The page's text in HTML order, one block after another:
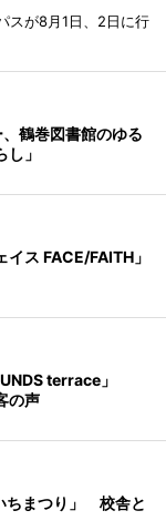
スが8月1日、2日に行
鶴巻図書館のゆる
」
ス FACE/FAITH」
terrace」
の声
ちまつり」 校舎と